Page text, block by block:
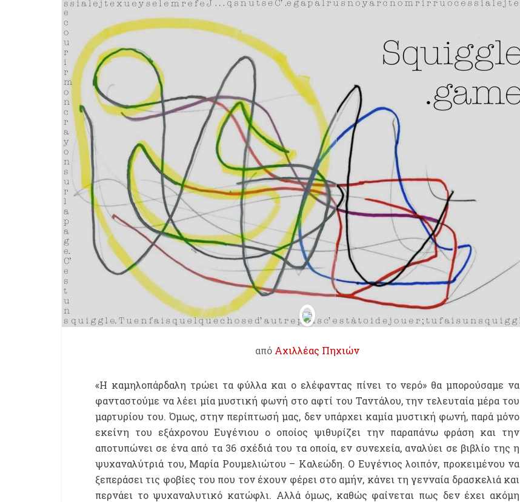
από Αχιλλέας Πηχιών
«Η καμηλοπάρδαλη τρώει τα φύλλα και ο ελέφαντας πίνει το νερό» θα μπορούσαμε να
φανταστούμε να λέει μία μυστική φωνή στο αφτί του Ταντάλου, την τελευταία μέρα του
μαρτυρίου του. Όμως, στην περίπτωσή μας, δεν υπάρχει καμία μυστική φωνή, παρά μόνο
εκείνη του εξάχρονου Ευγένιου ο οποίος ψιθυρίζει την παραπάνω φράση και την
αποτυπώνει σε ένα από τα 36 σχέδιά του τα οποία, εν συνεχεία, αναλύει σε βιβλίο της η
ψυχαναλύτριά του, Μαρία Ρουμελιώτου – Καλεώδη. Ο Ευγένιος λοιπόν, προκειμένου να
ξεπεράσει τις φοβίες του που τον έχουν φέρει στο αμήν, κάνει τη γενναία δρασκελιά και
περνάει το ψυχαναλυτικό κατώφλι. Αλλά όμως, καθώς φαίνεται πως δεν έχει ακόμη